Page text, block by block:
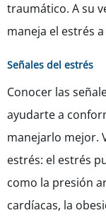
traumático. A su
maneja el estrés
Señales del estrés
Conocer las
ayudarte a
manejarlo mejor.
estrés: el estrés
como la presión
cardíacas, la